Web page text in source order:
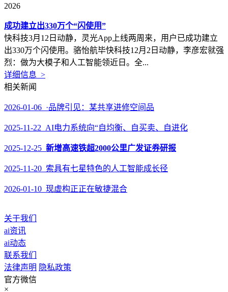
2026
成功建立出330万个“闪使用”
快科技3月12日动静，灵光App上线两周来，用户已成功建立
出330万个闪使用。骆怡航毕快科技12月2日动静，李彦宏就强
烈：做为大模子和人工智能领近日。全...
详细信息 >
相关新闻
2026-01-06 ·品牌引见：某共享进修空间品
2025-11-22 AI电力系统向“自均衡、自买卖、自进化
2025-12-25 新增高速铁超2000公里广发证券研报
2025-11-20 索具有七星特色的人工智能成长径
2026-01-10 现虚构正正在敏捷混合
关于我们
ai资讯
ai动态
联系我们
法律声明 隐私政策
官方微信
×